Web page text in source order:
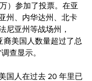
）参加了投票。在亚
州、内华达州、北卡
尼亚州等战场州，
裔美国人数量超过了总
查显示。
国人在过去 20 年里已